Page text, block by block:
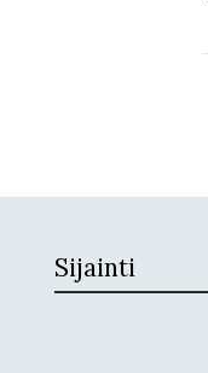
Sijainti